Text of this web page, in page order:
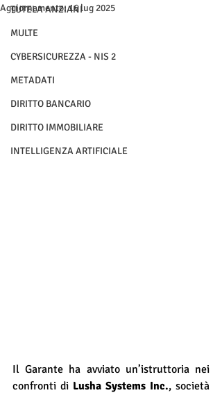
TUTELA ANZIANI
MULTE
CYBERSICUREZZA - NIS 2
METADATI
DIRITTO BANCARIO
DIRITTO IMMOBILIARE
INTELLIGENZA ARTIFICIALE
Aggiornamento:16 lug 2025
Il Garante ha avviato un’istruttoria nei
confronti di Lusha Systems Inc., società